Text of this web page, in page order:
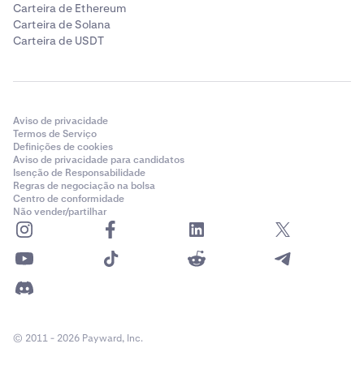
Carteira de Ethereum
Carteira de Solana
Carteira de USDT
Aviso de privacidade
Termos de Serviço
Definições de cookies
Aviso de privacidade para candidatos
Isenção de Responsabilidade
Regras de negociação na bolsa
Centro de conformidade
Não vender/partilhar
© 2011 - 2026 Payward, Inc.